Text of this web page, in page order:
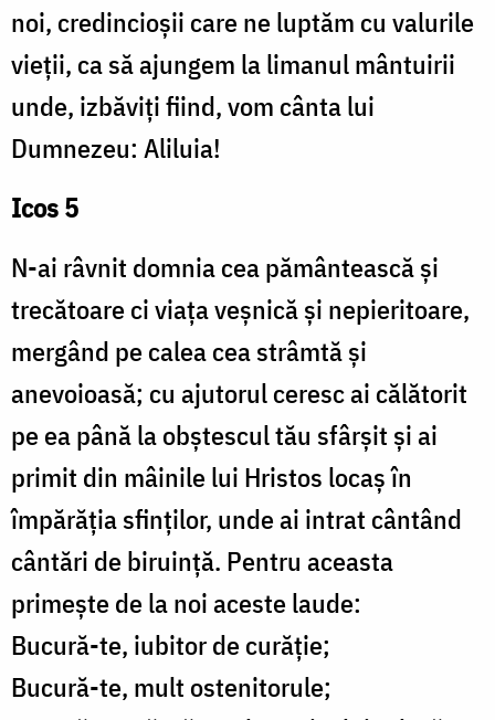
noi, credincioșii care ne luptăm cu valurile
vieții, ca să ajungem la limanul mântuirii
unde, izbăviți fiind, vom cânta lui
Dumnezeu: Aliluia!
Icos 5
N-ai râvnit domnia cea pământească și
trecătoare ci viața veșnică și nepieritoare,
mergând pe calea cea strâmtă și
anevoioasă; cu ajutorul ceresc ai călătorit
pe ea până la obștescul tău sfârșit și ai
primit din mâinile lui Hristos locaș în
împărăția sfinților, unde ai intrat cântând
cântări de biruință. Pentru aceasta
primește de la noi aceste laude:
Bucură-te, iubitor de curăție;
Bucură-te, mult ostenitorule;